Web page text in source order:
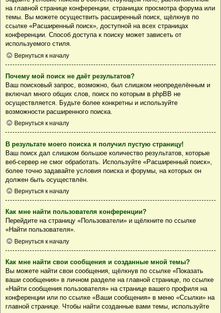
на главной странице конференции, страницах просмотра форума или
темы. Вы можете осуществить расширенный поиск, щёлкнув по
ссылке «Расширенный поиск», доступной на всех страницах
конференции. Способ доступа к поиску может зависеть от
используемого стиля.
Вернуться к началу
Почему мой поиск не даёт результатов?
Ваш поисковый запрос, возможно, был слишком неопределённым и
включал много общих слов, поиск по которым в phpBB не
осуществляется. Будьте более конкретны и используйте
возможности расширенного поиска.
Вернуться к началу
В результате моего поиска я получил пустую страницу!
Ваш поиск дал слишком большое количество результатов, которые
веб-сервер не смог обработать. Используйте «Расширенный поиск»,
более точно задавайте условия поиска и форумы, на которых он
должен быть осуществлён.
Вернуться к началу
Как мне найти пользователя конференции?
Перейдите на страницу «Пользователи» и щёлкните по ссылке
«Найти пользователя».
Вернуться к началу
Как мне найти свои сообщения и созданные мной темы?
Вы можете найти свои сообщения, щёлкнув по ссылке «Показать
ваши сообщения» в личном разделе на главной странице, по ссылке
«Найти сообщения пользователя» на странице вашего профиля на
конференции или по ссылке «Ваши сообщения» в меню «Ссылки» на
главной странице. Чтобы найти созданные вами темы, используйте